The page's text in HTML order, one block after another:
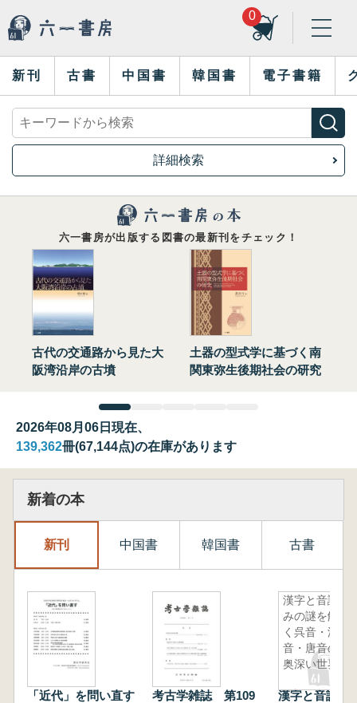
0
新刊 古書 中国書 韓国書 電子書籍
詳細検索
六一書房が出版する図書の最新刊をチェック！
古代の交通路から見た大
阪湾沿岸の古墳
土器の型式学に基づく南
関東弥生後期社会の研究
2026年08月06日現在、
139,362冊(67,144点)の在庫があります
新着の本
新刊 中国書 韓国書 古書
「近代」を問い直す
考古学雑誌 第109
漢字と音読
みの謎を解
く呉音・漢
音・唐音の
奥深い世界
漢字と音読み